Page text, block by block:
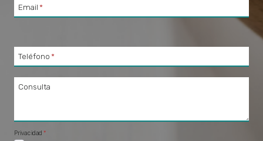
Email *
Teléfono *
Consulta
Privacidad *